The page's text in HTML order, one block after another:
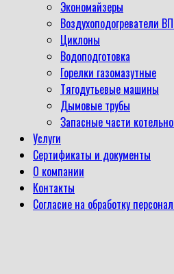
Экономайзеры
Воздухоподогреватели
Циклоны
Водоподготовка
Горелки газомазутные
Тягодутьевые машины
Дымовые трубы
Запасные части
Услуги
Сертификаты и документы
О компании
Контакты
Согласие на обработку